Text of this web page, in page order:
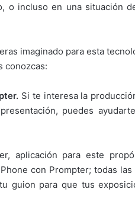
o incluso en una situación
imaginado para esta
conozcas:
Si te interesa la
puedes
aplicación para este
con Prompter; todas
guion para que tus